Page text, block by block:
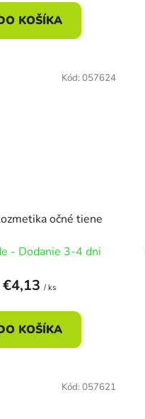
KOŠÍKA
očné tiene
- Dodanie 3-4 dni
€4,13/ ks
KOŠÍKA
Kód: 057624
Kód: 057621